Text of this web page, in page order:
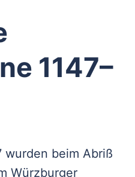
1147–
wurden beim Abriß
Würzburger